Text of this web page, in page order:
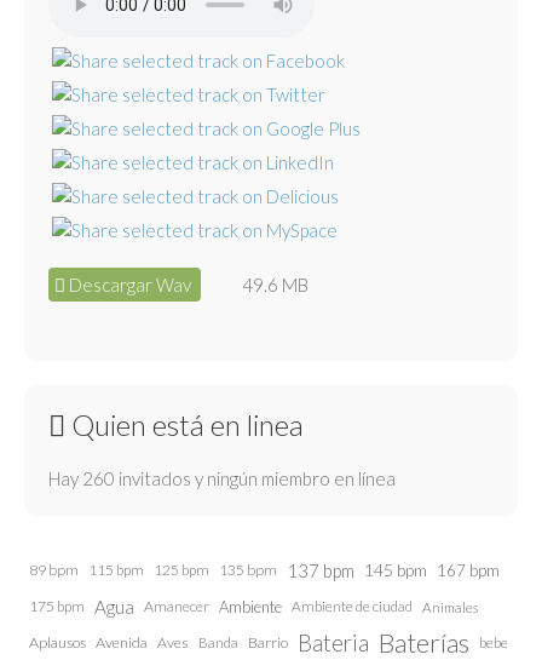
Descargar Wav 49.6 MB
Quien está en linea
Hay 260 invitados y ningún miembro en línea
89 bpm 115 bpm 125 bpm 135 bpm 137 bpm 145 bpm 167 bpm
175 bpm Agua Amanecer Ambiente Ambiente de ciudad Animales
Aplausos Avenida Aves Banda Barrio Bateria Baterías bebe